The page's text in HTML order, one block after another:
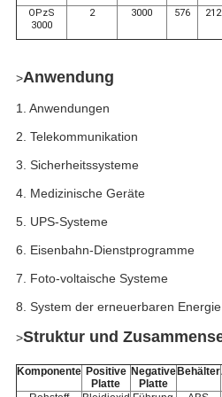
OPzS
3000
2 3000 576 212
>Anwendung
1. Anwendungen
2. Telekommunikation
3. Sicherheitssysteme
4. Medizinische Geräte
5. UPS-Systeme
6. Eisenbahn-Dienstprogramme
7. Foto-voltaische Systeme
8. System der erneuerbaren Energie
>Struktur und
Komponente Positive
Platte
Negative
Platte
Behälter